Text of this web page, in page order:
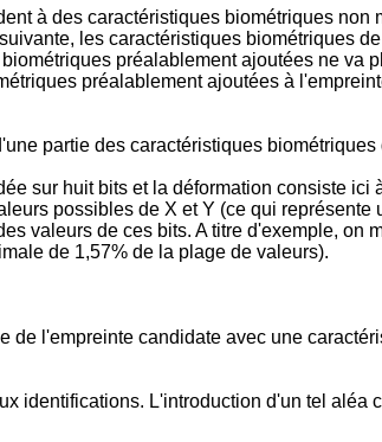
à des caractéristiques biométriques non
les caractéristiques biométriques
préalablement ajoutées ne va
préalablement ajoutées à
partie des caractéristiques
sur huit bits et la déformation consiste ici
possibles de X et Y (ce qui représente
valeurs de ces bits. A titre d'exemple, on
de 1,57% de la plage de valeurs).
de l'empreinte candidate avec une
identifications. L'introduction d'un tel aléa